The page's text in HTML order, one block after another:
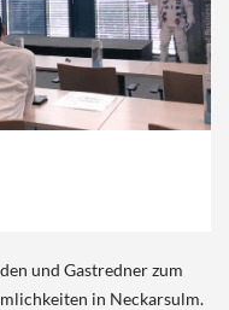
und Gastredner zum
in Neckarsulm.